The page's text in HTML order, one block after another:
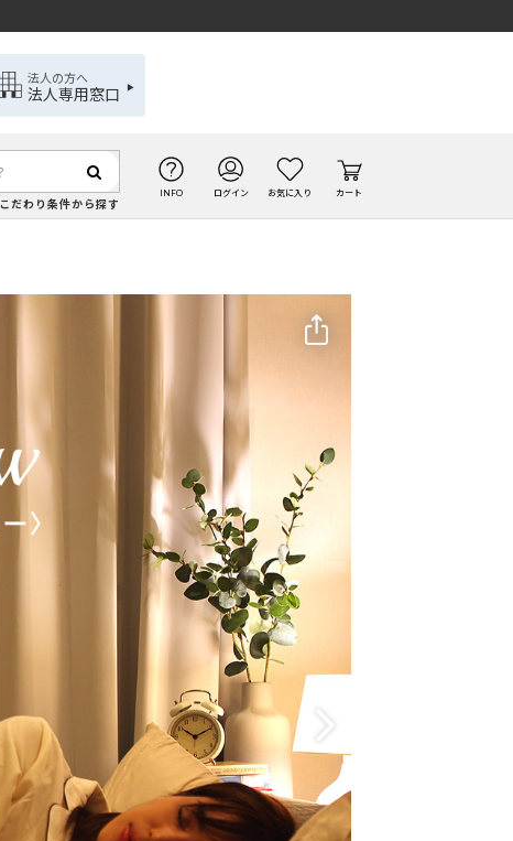
法人の方へ
法人専用窓口
こだわり条件から探す
INFO ログイン お気に入り カート